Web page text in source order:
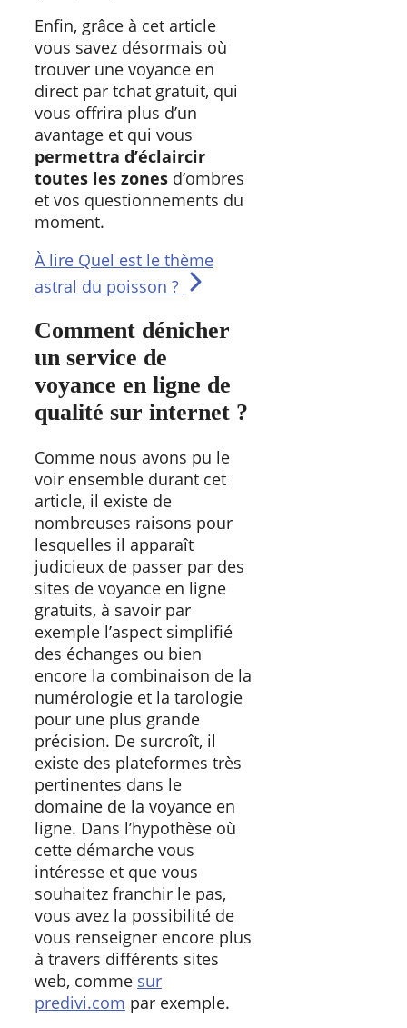
Enfin, grâce à cet article
vous savez désormais où
trouver une voyance en
direct par tchat gratuit, qui
vous offrira plus d’un
avantage et qui vous
permettra d’éclaircir
toutes les zones d’ombres
et vos questionnements du
moment.
À lire Quel est le thème
astral du poisson ?
Comment dénicher
un service de
voyance en ligne de
qualité sur internet ?
Comme nous avons pu le
voir ensemble durant cet
article, il existe de
nombreuses raisons pour
lesquelles il apparaît
judicieux de passer par des
sites de voyance en ligne
gratuits, à savoir par
exemple l’aspect simplifié
des échanges ou bien
encore la combinaison de la
numérologie et la tarologie
pour une plus grande
précision. De surcroît, il
existe des plateformes très
pertinentes dans le
domaine de la voyance en
ligne. Dans l’hypothèse où
cette démarche vous
intéresse et que vous
souhaitez franchir le pas,
vous avez la possibilité de
vous renseigner encore plus
à travers différents sites
web, comme sur
predivi.com par exemple.